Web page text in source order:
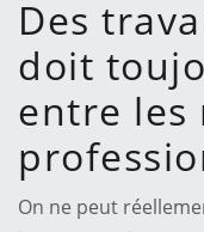
Des
doit
entre les
On ne peut